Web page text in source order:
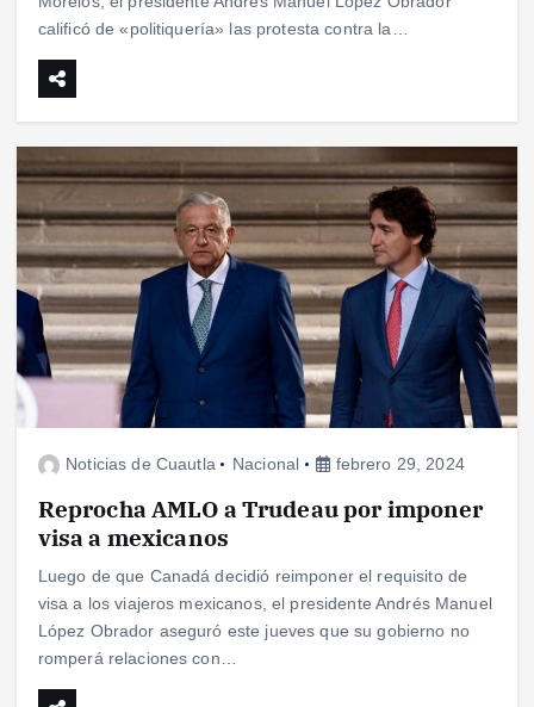
calificó de «politiquería» las protesta contra la…
Noticias de Cuautla Nacional febrero 29, 2024
Reprocha AMLO a Trudeau por imponer
visa a mexicanos
Luego de que Canadá decidió reimponer el requisito de
visa a los viajeros mexicanos, el presidente Andrés Manuel
López Obrador aseguró este jueves que su gobierno no
romperá relaciones con…